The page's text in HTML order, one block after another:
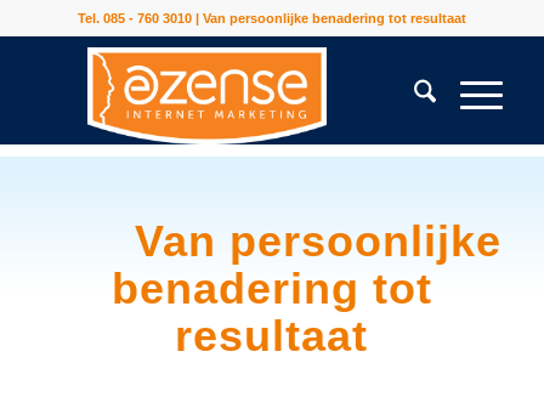
Tel. 085 - 760 3010 | Van persoonlijke benadering tot resultaat
Van persoonlijke
benadering tot
resultaat